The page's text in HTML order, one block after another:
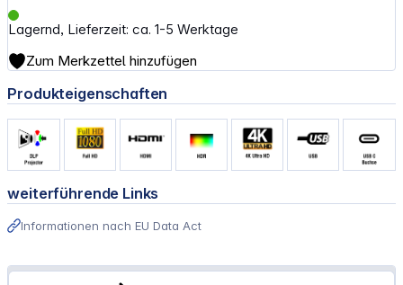
Lagernd, Lieferzeit: ca. 1-5 Werktage
Zum Merkzettel hinzufügen
Produkteigenschaften
weiterführende Links
Informationen nach EU Data Act